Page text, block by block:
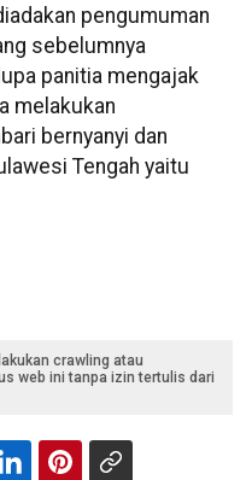
pengumuman
sebelumnya
panitia mengajak
melakukan
bernyanyi dan
Tengah yaitu
crawling atau
web ini tanpa izin tertulis dari